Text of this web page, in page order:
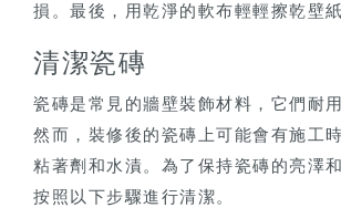
損。最後，用乾淨的軟布輕輕擦乾壁紙
清潔瓷磚
瓷磚是常見的牆壁裝飾材料，它們耐
然而，裝修後的瓷磚上可能會有施工
粘著劑和水漬。為了保持瓷磚的亮澤
按照以下步驟進行清潔。